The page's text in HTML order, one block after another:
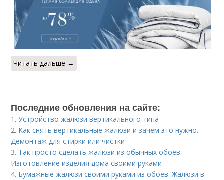
Читать дальше →
Последние обновления на сайте:
1.Устройство жалюзи вертикального типа
2. Как снять вертикальные жалюзи и зачем это нужно.
Демонтаж для стирки или чистки
3. Так просто сделать жалюзи из обычных обоев.
Изготовление изделия дома своими руками
4. Бумажные жалюзи своими руками из обоев. Жалюзи в